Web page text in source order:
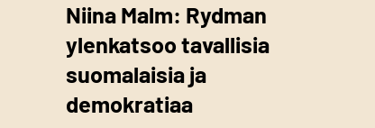
Niina Malm: Rydman
ylenkatsoo tavallisia
suomalaisia ja
demokratiaa